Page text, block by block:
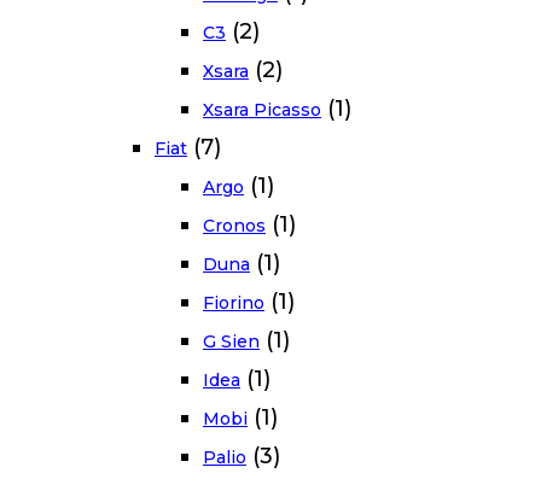
C3 (2)
Xsara (2)
Xsara Picasso (1)
Fiat (7)
Argo (1)
Cronos (1)
Duna (1)
Fiorino (1)
G Sien (1)
Idea (1)
Mobi (1)
Palio (3)